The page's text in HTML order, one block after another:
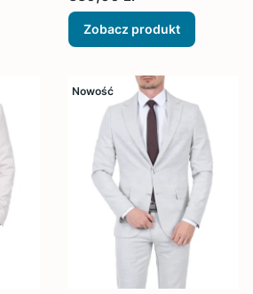
Zobacz produkt
Nowość